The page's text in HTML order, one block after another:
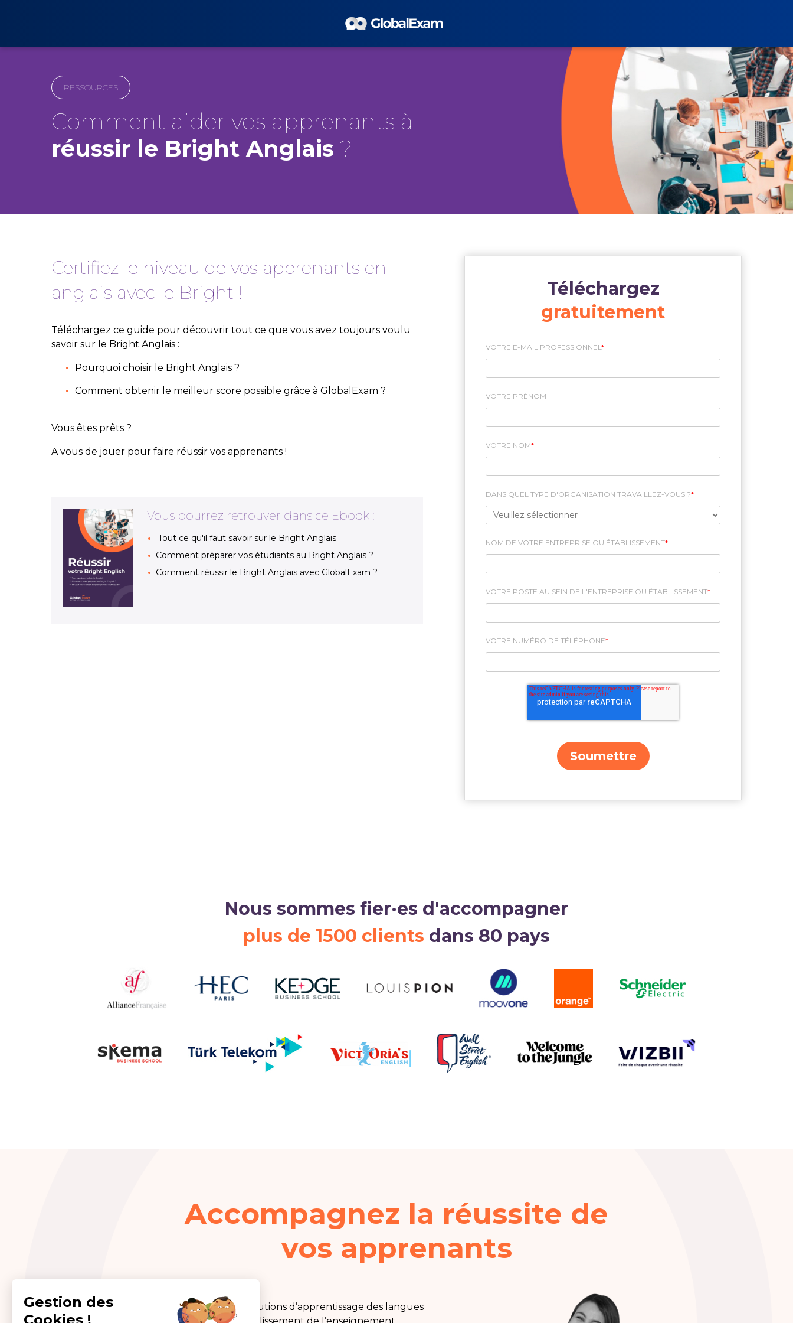
RESSOURCES
Comment aider vos apprenants à
réussir le Bright Anglais ?
Certifiez le niveau de vos apprenants en
anglais avec le Bright !
Téléchargez ce guide pour découvrir tout ce que vous avez toujours voulu
savoir sur le Bright Anglais :
Pourquoi choisir le Bright Anglais ?
Comment obtenir le meilleur score possible grâce à GlobalExam ?
Vous êtes prêts ?
A vous de jouer pour faire réussir vos apprenants !
Vous pourrez retrouver dans ce Ebook :
Tout ce qu'il faut savoir sur le Bright Anglais
Comment préparer vos étudiants au Bright Anglais ?
Comment réussir le Bright Anglais avec GlobalExam ?
Téléchargez
gratuitement
VOTRE E-MAIL PROFESSIONNEL*
VOTRE PRÉNOM
VOTRE NOM*
DANS QUEL TYPE D'ORGANISATION TRAVAILLEZ-VOUS ?*
NOM DE VOTRE ENTREPRISE OU ÉTABLISSEMENT*
VOTRE POSTE AU SEIN DE L'ENTREPRISE OU ÉTABLISSEMENT*
VOTRE NUMÉRO DE TÉLÉPHONE*
Nous sommes fier·es d'accompagner
plus de 1500 clients dans 80 pays
Accompagnez la réussite de
vos apprenants
GlobalExam propose des solutions d’apprentissage des langues
Gestion des